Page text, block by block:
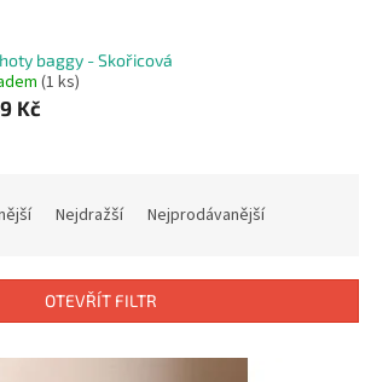
baggy - Skořicová
(1 ks)
Kč
Nejdražší Nejprodávanější
OTEVŘÍT FILTR